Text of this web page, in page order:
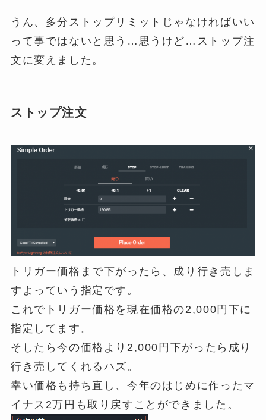
うん、多分ストップリミットじゃなければいい
って事ではないと思う…思うけど…ストップ注
文に変えました。
ストップ注文
トリガー価格まで下がったら、成り行き売しま
すよっていう指定です。
これでトリガー価格を現在価格の2,000円下に
指定してます。
そしたら今の価格より2,000円下がったら成り
行き売してくれるハズ。
幸い価格も持ち直し、今年のはじめに作ったマ
イナス2万円も取り戻すことができました。